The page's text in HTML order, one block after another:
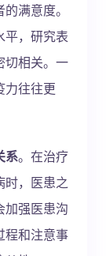
满意度。
平，研究表
切相关。一
力往往更
系。在治疗
时，医患之
加强医患沟
程和注意事